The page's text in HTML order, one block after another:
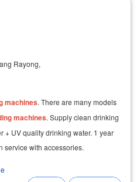
Rayong,
machines. There are many models
machines. Supply clean drinking
+ UV quality drinking water. 1 year
service with accessories.